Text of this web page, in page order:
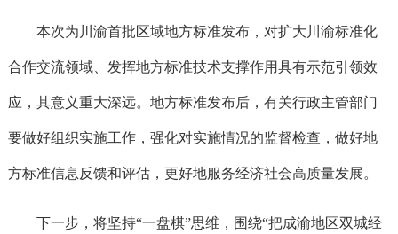
本次为川渝首批区域地方标准发布，对扩大川渝标准化
合作交流领域、发挥地方标准技术支撑作用具有示范引领效
应，其意义重大深远。地方标准发布后，有关行政主管部门
要做好组织实施工作，强化对实施情况的监督检查，做好地
方标准信息反馈和评估，更好地服务经济社会高质量发展。
下一步，将坚持“一盘棋”思维，围绕“把成渝地区双城经